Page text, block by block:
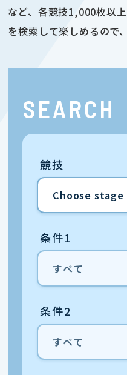
など、各競技1,000枚以
を検索して楽しめるので
SEARCH
競技
条件1
条件2